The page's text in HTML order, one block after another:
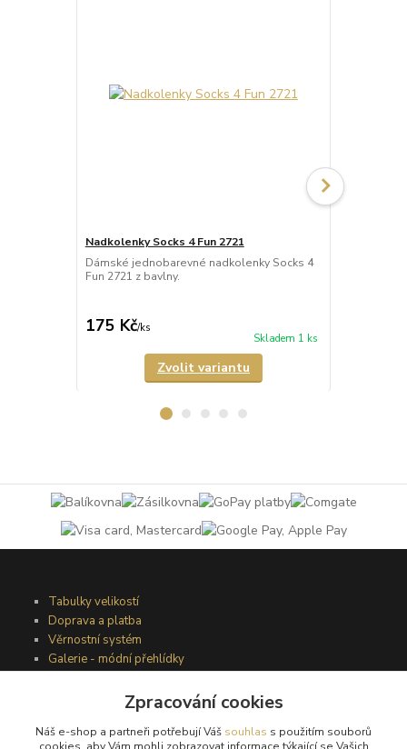
Nadkolenky Socks 4 Fun 2721
Dámské jednobarevné nadkolenky Socks 4
Fun 2721 z bavlny.
175 Kč/ks
Skladem 1 ks
Zvolit variantu
Tabulky velikostí
Doprava a platba
Věrnostní systém
Galerie - módní přehlídky
Podmínky užití webového rozhraní
Obchodní podmínky
Zpracování cookies
Náš e-shop a partneři potřebují Váš souhlas s použitím souborů
cookies, aby Vám mohli zobrazovat informace týkající se Vašich